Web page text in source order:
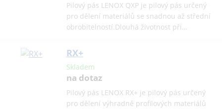
Pilový pás LENOX QXP je pilový pás určený
pro dělení materiálů se snadnou až střední
obrobitelností.Dlouhá životnost při…
RX+
Skladem
na dotaz
Pilový pás LENOX RX+ je pilový pás určený
pro dělení výhradně profilových materiálů